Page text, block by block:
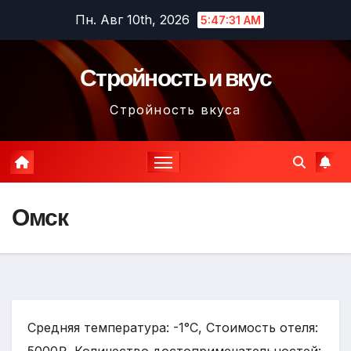
содержимому
Пн. Авг 10th, 2026 5:47:33 AM
Стройность и вкус
Стройность вкуса
Омск
Средняя температура: -1°C, Стоимость отеля: